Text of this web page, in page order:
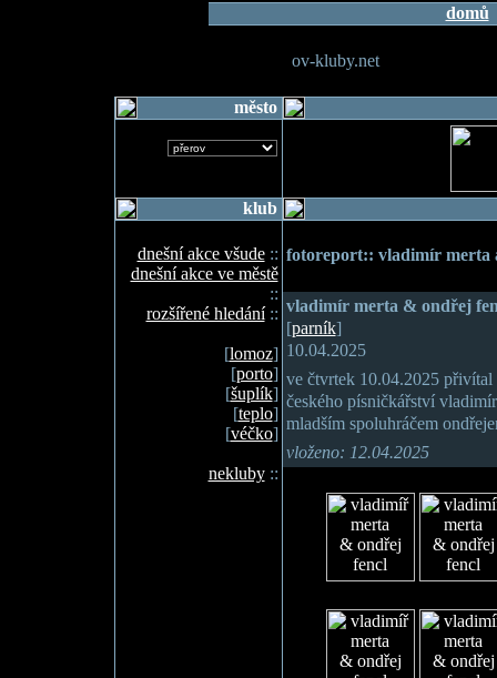
domů
ov-kluby.net
město
klub
dnešní akce všude::
dnešní akce ve městě
::
rozšířené hledání::
[lomoz]
[porto]
[šuplík]
[teplo]
[véčko]
nekluby::
fotoreport:: vladimír merta
vladimír merta & ondřej
[parník]
10.04.2025
ve čtvrtek 10.04.2025
českého písničkářství
mladším spoluhráčem
vloženo: 12.04.2025